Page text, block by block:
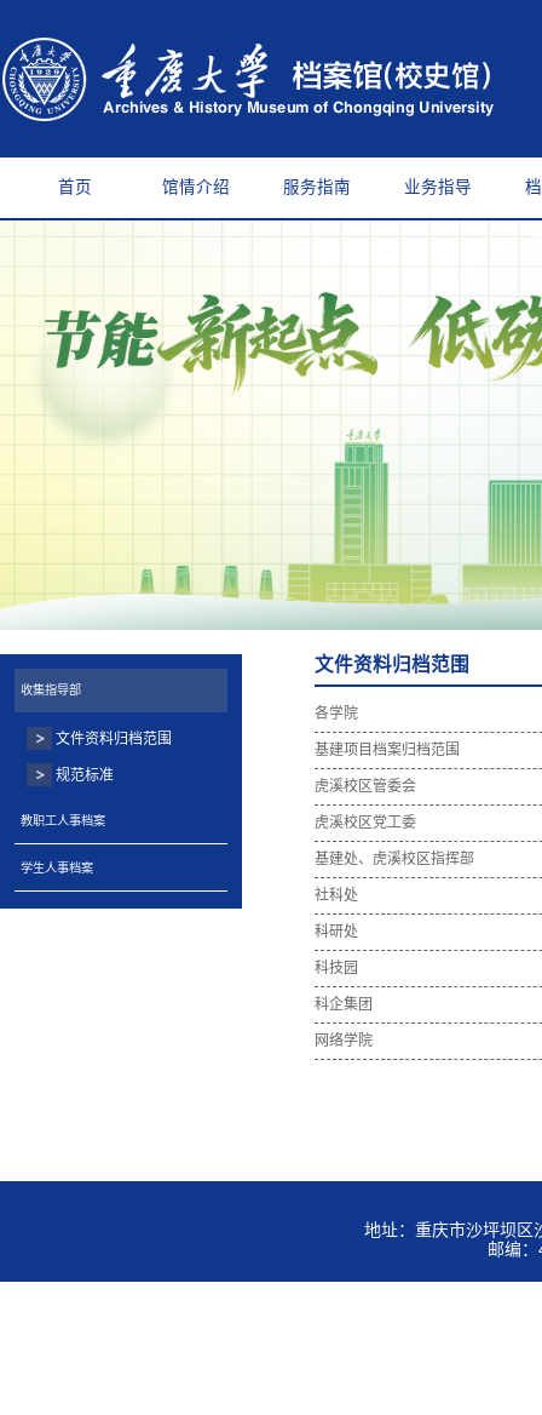
首页 馆情介绍 服务指南 业务指导
收集指导部
文件资料归档范围
规范标准
教职工人事档案
学生人事档案
文件资料归档范围
各学院
基建项目档案归档范围
虎溪校区管委会
虎溪校区党工委
基建处、虎溪校区指挥部
社科处
科研处
科技园
科企集团
网络学院
地址：重庆市沙坪坝区
邮编